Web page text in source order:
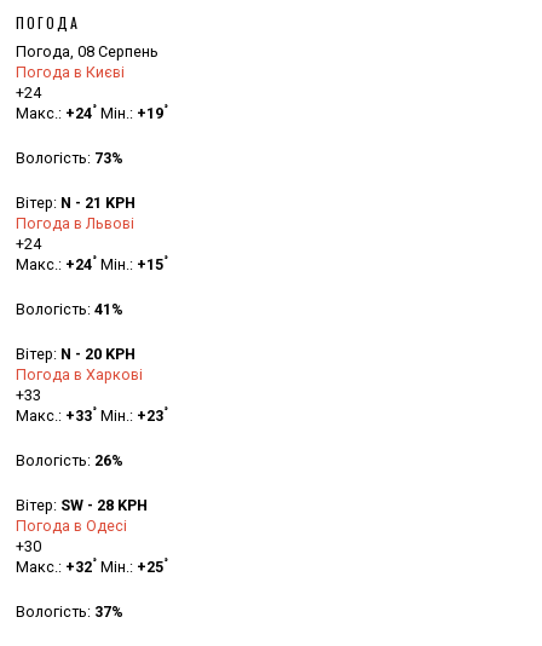
ПОГОДА
Погода, 08 Серпень
Погода в Києві
+24
Макс.: +24° Мін.: +19°
Вологість: 73%
Вітер: N - 21 KPH
Погода в Львові
+24
Макс.: +24° Мін.: +15°
Вологість:41%
Вітер: N - 20 KPH
Погода в Харкові
+33
Макс.: +33° Мін.: +23°
Вологість: 26%
Вітер: SW - 28 KPH
Погода в Одесі
+30
Макс.: +32° Мін.: +25°
Вологість: 37%